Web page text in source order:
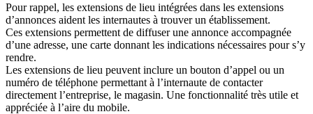
Pour rappel, les extensions de lieu intégrées dans les extensions
d’annonces aident les internautes à trouver un établissement.
Ces extensions permettent de diffuser une annonce accompagnée
d’une adresse, une carte donnant les indications nécessaires pour s’y
rendre.
Les extensions de lieu peuvent inclure un bouton d’appel ou un
numéro de téléphone permettant à l’internaute de contacter
directement l’entreprise, le magasin. Une fonctionnalité très utile et
appréciée à l’aire du mobile.